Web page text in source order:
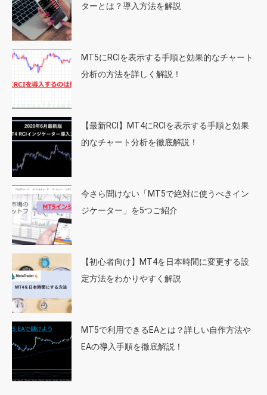
ターとは？導入方法を解説
MT5にRCIを表示する手順と効果的なチャート
分析の方法を詳しく解説！
【最新RCI】MT4にRCIを表示する手順と効果
的なチャート分析を徹底解説！
今さら聞けない「MT5で絶対に使うべきイン
ジケーター」を5つご紹介
【初心者向け】MT4を日本時間に変更する設
定方法をわかりやすく解説
MT5で利用できるEAとは？詳しい自作方法や
EAの導入手順を徹底解説！